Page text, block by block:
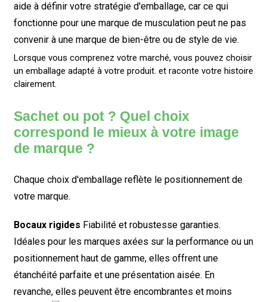
aide à définir votre stratégie d'emballage, car ce qui
fonctionne pour une marque de musculation peut ne pas
convenir à une marque de bien-être ou de style de vie.
Lorsque vous comprenez votre marché, vous pouvez choisir
un emballage adapté à votre produit. etraconte votre histoire
clairement.
Sachet ou pot ? Quel choix
correspond le mieux à votre image
de marque ?
Chaque choix d'emballage reflète le positionnement de
votre marque.
Bocaux rigides Fiabilité et robustesse garanties.
Idéales pour les marques axées sur la performance ou un
positionnement haut de gamme, elles offrent une
étanchéité parfaite et une présentation aisée. En
revanche, elles peuvent être encombrantes et moins